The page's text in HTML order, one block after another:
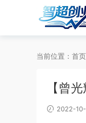
当前位置： 首页
【曾
2022-